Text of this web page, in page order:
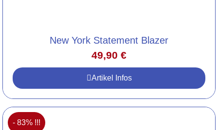
New York Statement Blazer
49,90 €
Artikel Infos
- 83% !!!